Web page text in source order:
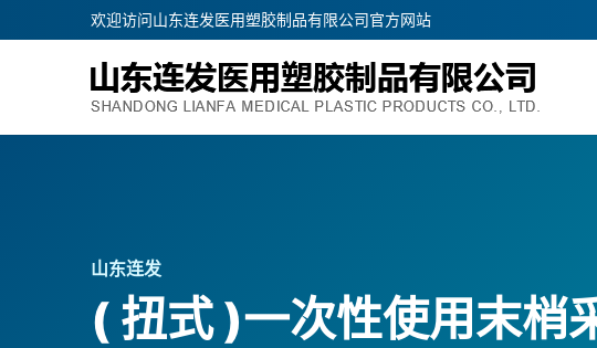
欢迎访问山东连发医用塑胶制品有限公司官方网站
山东连发
( 扭式 )一次性使用末梢